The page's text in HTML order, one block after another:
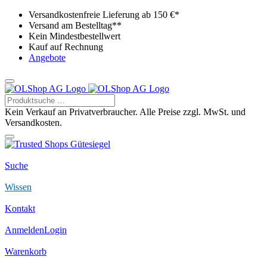
Versandkostenfreie Lieferung ab 150 €*
Versand am Bestelltag**
Kein Mindestbestellwert
Kauf auf Rechnung
Angebote
Kein Verkauf an Privatverbraucher. Alle Preise zzgl. MwSt. und
Versandkosten.
Suche
Wissen
Kontakt
AnmeldenLogin
Warenkorb